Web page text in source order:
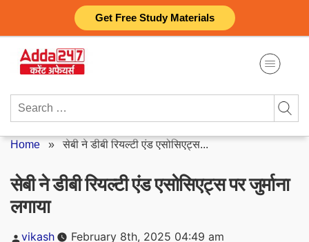
Get Free Study Materials
content
Search
Home »सेबी ने डीबी रियल्टी एंड एसोसिएट्स...
सेबी ने डीबी रियल्टी एंड एसोसिएट्स पर जुर्माना
लगाया
Posted
vikash February 8th, 2025 04:49 am